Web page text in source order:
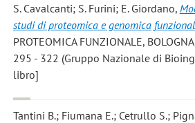
S. Cavalcanti; S. Furini; E. Giordano,
studi di proteomica e genomica
PROTEOMICA FUNZIONALE,
295 - 322 (Gruppo Nazionale di
libro]
Tantini B.; Fiumana E.; Cetrullo S.;